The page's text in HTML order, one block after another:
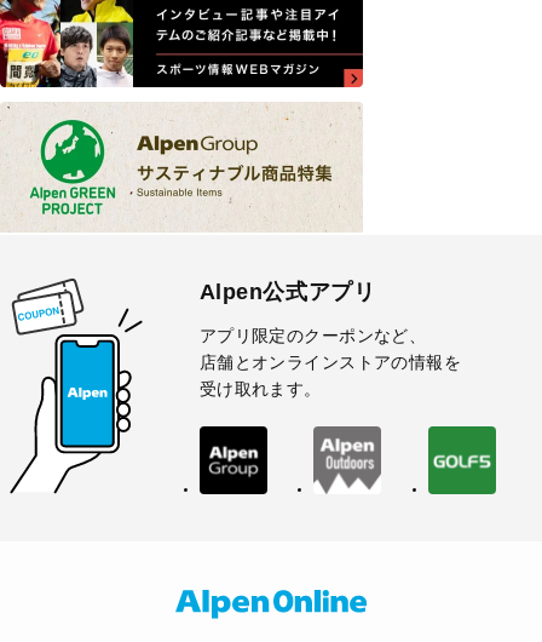
Alpen公式アプリ
アプリ限定のクーポンなど、
店舗とオンラインストアの情報を
受け取れます。